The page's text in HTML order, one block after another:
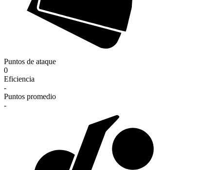
Puntos de ataque
0
Eficiencia
-
Puntos promedio
-